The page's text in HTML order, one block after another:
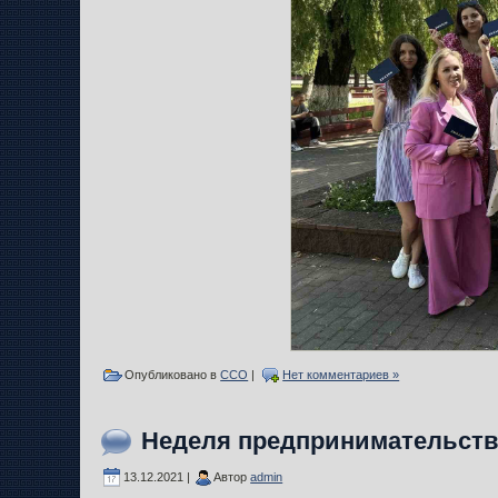
Опубликовано вССО | Нет комментариев »
Неделя
13.12.2021 | Авторadmin